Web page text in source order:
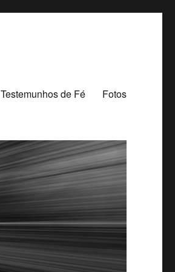
Testemunhos de Fé Fotos